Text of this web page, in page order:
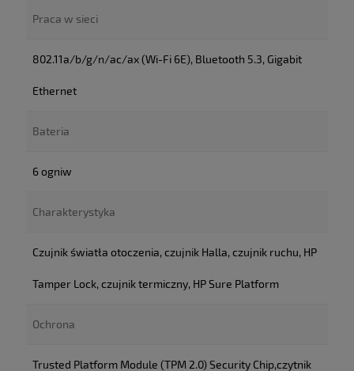
Praca w sieci
802.11a/b/g/n/ac/ax (Wi-Fi 6E), Bluetooth 5.3, Gigabit
Ethernet
Bateria
6 ogniw
Charakterystyka
Czujnik światła otoczenia, czujnik Halla, czujnik ruchu, HP
Tamper Lock, czujnik termiczny, HP Sure Platform
Ochrona
Trusted Platform Module (TPM 2.0) Security Chip,czytnik